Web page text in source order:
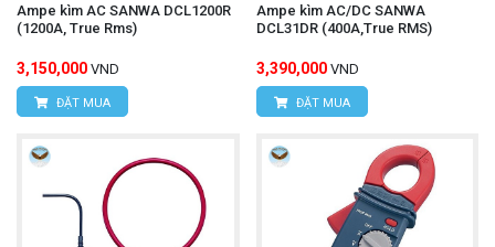
Ampe kìm AC SANWA DCL1200R
(1200A, True Rms)
3,150,000 VND
ĐẶT MUA
Ampe kìm AC/DC SANWA
DCL31DR (400A,True RMS)
3,390,000 VND
ĐẶT MUA